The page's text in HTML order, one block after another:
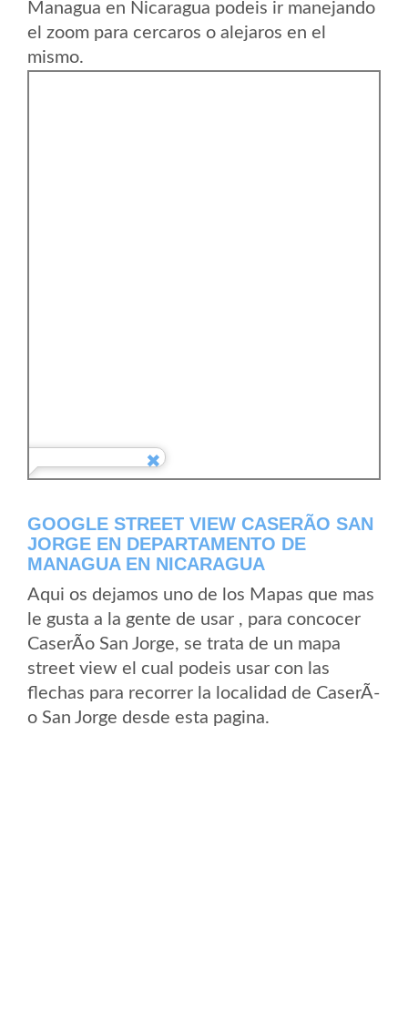
Managua en Nicaragua podeis ir manejando
el zoom para cercaros o alejaros en el
mismo.
GOOGLE STREET VIEW CASERÃ­O SAN
JORGE EN DEPARTAMENTO DE
MANAGUA EN NICARAGUA
Aqui os dejamos uno de los Mapas que mas
le gusta a la gente de usar , para concocer
CaserÃ­o San Jorge, se trata de un mapa
street view el cual podeis usar con las
flechas para recorrer la localidad de CaserÃ­
o San Jorge desde esta pagina.